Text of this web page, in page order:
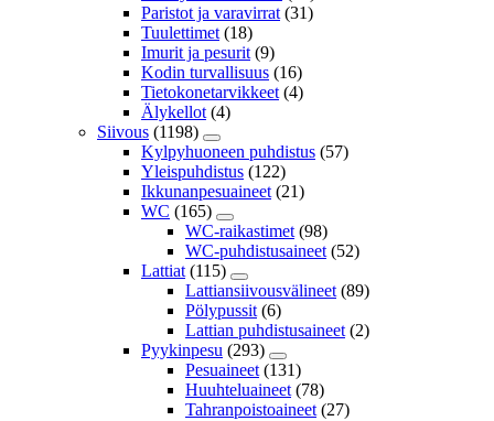
Paristot ja varavirrat (31)
Tuulettimet (18)
Imurit ja pesurit (9)
Kodin turvallisuus (16)
Tietokonetarvikkeet (4)
Älykellot (4)
Siivous (1198)
Kylpyhuoneen puhdistus (57)
Yleispuhdistus (122)
Ikkunanpesuaineet (21)
WC (165)
WC-raikastimet (98)
WC-puhdistusaineet (52)
Lattiat (115)
Lattiansiivousvälineet (89)
Pölypussit (6)
Lattian puhdistusaineet (2)
Pyykinpesu (293)
Pesuaineet (131)
Huuhteluaineet (78)
Tahranpoistoaineet (27)